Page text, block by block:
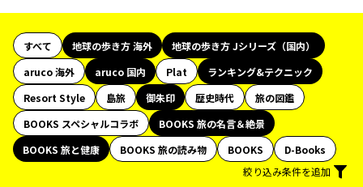
すべて 地球の歩き方 海外
地球の歩き方 Jシリーズ（国内）
aruco 海外
aruco 国内 Plat
ランキング&テクニック
Resort Style
島旅 御朱印 歴史時代
旅の図鑑
BOOKS スペシャルコラボ
BOOKS 旅の名言＆絶景
BOOKS 旅と健康
BOOKS 旅の読み物 BOOKS
D-Books
絞り込み条件を追加